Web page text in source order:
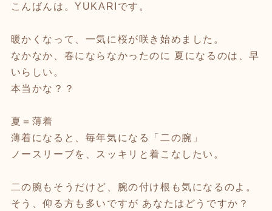
こんばんは。YUKARIです。
暖かくなって、一気に桜が咲き始めました。
なかなか、春にならなかったのに 夏になるのは、早
いらしい。
本当かな？？
夏＝薄着
薄着になると、毎年気になる「二の腕」
ノースリーブを、スッキリと着こなしたい。
二の腕もそうだけど、腕の付け根も気になるのよ。
そう、仰る方も多いですが あなたはどうですか？